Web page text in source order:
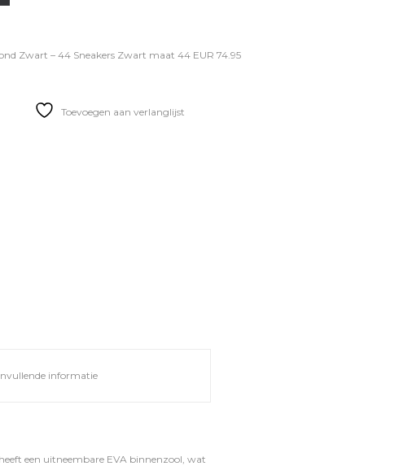
Zwart – 44 Sneakers Zwart maat 44 EUR 74.95
Toevoegen aan verlanglijst
informatie
een uitneembare EVA binnenzool, wat